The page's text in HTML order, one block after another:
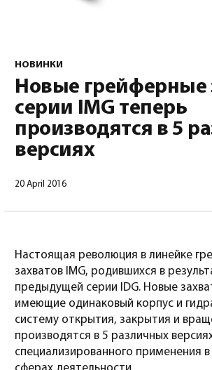
Русский (Русский)
НОВИНКИ
Новые грейферные
серии IMG теперь
производятся в 5
версиях
20 April 2016
Настоящая революция в линейке
захватов IMG, родившихся в
предыдущей серии IDG. Новые
имеющие одинаковый корпус и
систему открытия, закрытия и
производятся в 5 различных
специализированного применения